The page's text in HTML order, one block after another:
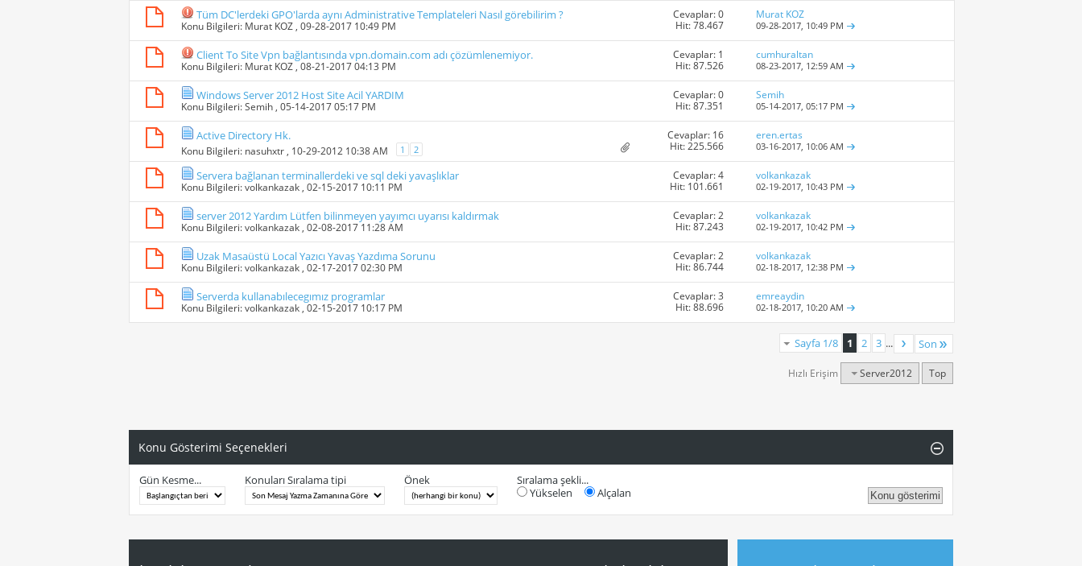
Tüm DC'lerdeki GPO'larda aynı Administrative Templateleri Nasıl görebilirim ?
Konu Bilgileri: Murat KOZ , 09-28-2017 10:49 PM
Cevaplar: 0
Hit: 78.467
Murat KOZ
09-28-2017, 10:49 PM
Client To Site Vpn bağlantısında vpn.domain.com adı çözümlenemiyor.
Konu Bilgileri: Murat KOZ , 08-21-2017 04:13 PM
Cevaplar: 1
Hit: 87.526
cumhuraltan
08-23-2017, 12:59 AM
Windows Server 2012 Host Site Acil YARDIM
Konu Bilgileri:Semih , 05-14-2017 05:17 PM
Cevaplar: 0
Hit: 87.351
Semih
05-14-2017,05:17 PM
Active Directory Hk.
Konu Bilgileri: nasuhxtr , 10-29-2012 10:38 AM 1 2
Cevaplar: 16
Hit: 225.566
eren.ertas
03-16-2017, 10:06 AM
Servera bağlanan terminallerdeki ve sql deki yavaşlıklar
Konu Bilgileri:volkankazak , 02-15-2017 10:11 PM
Cevaplar: 4
Hit: 101.661
volkankazak
02-19-2017, 10:43 PM
server 2012 Yardım Lütfen bilinmeyen yayımcı uyarısı kaldırmak
Konu Bilgileri:volkankazak , 02-08-2017 11:28 AM
Cevaplar: 2
Hit: 87.243
volkankazak
02-19-2017, 10:42 PM
Uzak Masaüstü Local Yazıcı Yavaş Yazdıma Sorunu
Konu Bilgileri:volkankazak , 02-17-2017 02:30 PM
Cevaplar: 2
Hit: 86.744
volkankazak
02-18-2017, 12:38 PM
Serverda kullanabılecegımız programlar
Konu Bilgileri:volkankazak , 02-15-2017 10:17 PM
Cevaplar: 3
Hit: 88.696
emreaydin
02-18-2017, 10:20 AM
Sayfa 1/8 1 2 3 ... Son
Hızlı Erişim Server2012 Top
Konu Gösterimi Seçenekleri
Gün Kesme... Konuları Sıralama tipi Önek
Sıralama şekli...
Yükselen
Alçalan